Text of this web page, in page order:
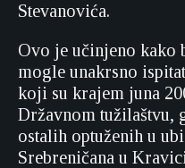
Stevanovića.
Ovo je učinjeno kako
mogle unakrsno
koji su krajem juna
Državnom tužilaštvu,
ostalih optuženih u
Srebreničana u